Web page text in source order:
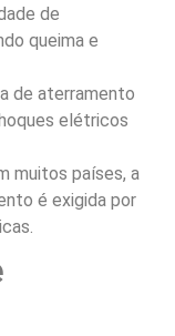
de
queima e
de aterramento
elétricos
muitos países, a
é exigida por